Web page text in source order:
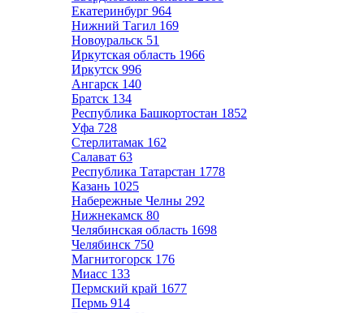
Екатеринбург 964
Нижний Тагил 169
Новоуральск 51
Иркутская область 1966
Иркутск 996
Ангарск 140
Братск 134
Республика Башкортостан 1852
Уфа 728
Стерлитамак 162
Салават 63
Республика Татарстан 1778
Казань 1025
Набережные Челны 292
Нижнекамск 80
Челябинская область 1698
Челябинск 750
Магнитогорск 176
Миасс 133
Пермский край 1677
Пермь 914